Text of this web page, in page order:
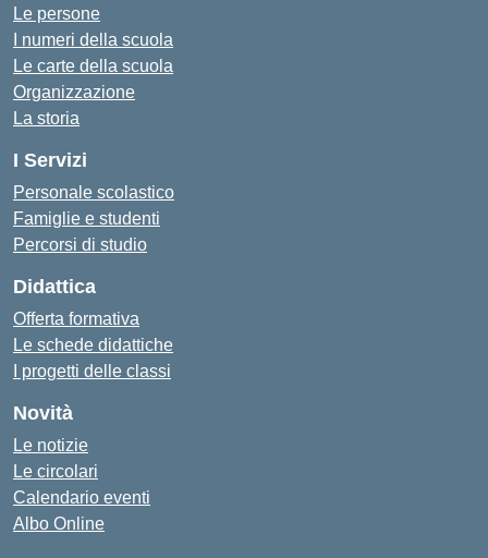
Le persone
I numeri della scuola
Le carte della scuola
Organizzazione
La storia
I Servizi
Personale scolastico
Famiglie e studenti
Percorsi di studio
Didattica
Offerta formativa
Le schede didattiche
I progetti delle classi
Novità
Le notizie
Le circolari
Calendario eventi
Albo Online